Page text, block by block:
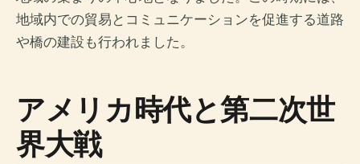
地域内での貿易とコミュニケーションを促進する道路
や橋の建設も行われました。
アメリカ時代と第二次世
界大戦